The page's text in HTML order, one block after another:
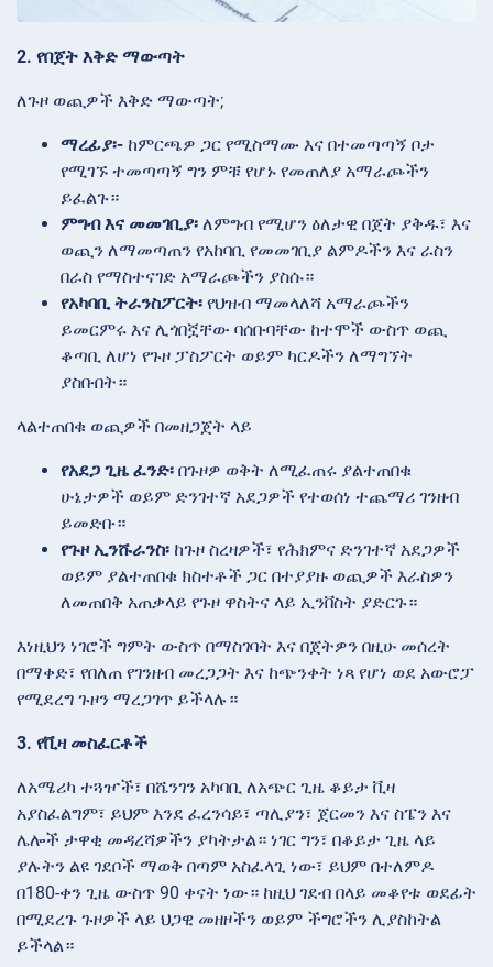
2. የበጀት እቅድ ማውጣት
ለጉዞ ወጪዎች እቅድ ማውጣት;
ማረፊያ፡- ከምርጫዎ ጋር የሚስማሙ እና በተመጣጣኝ ቦታ
የሚገኙ ተመጣጣኝ ግን ምቹ የሆኑ የመጠለያ አማራጮችን
ይፈልጉ።
ምግብ እና መመገቢያ፡ ለምግብ የሚሆን ዕለታዊ በጀት ያቅዱ፣ እና
ወጪን ለማመጣጠን የአከባቢ የመመገቢያ ልምዶችን እና ራስን
በራስ የማስተናገድ አማራጮችን ያስሱ።
የአካባቢ ትራንስፖርት፡ የህዝብ ማመላለሻ አማራጮችን
ይመርምሩ እና ሊጎበኟቸው ባሰቡባቸው ከተሞች ውስጥ ወጪ
ቆጣቢ ለሆነ የጉዞ ፓስፖርት ወይም ካርዶችን ለማግኘት
ያስቡበት።
ላልተጠበቁ ወጪዎች በመዘጋጀት ላይ
የአደጋ ጊዜ ፈንድ፡ በጉዞዎ ወቅት ለሚፈጠሩ ያልተጠበቁ
ሁኔታዎች ወይም ድንገተኛ አደጋዎች የተወሰነ ተጨማሪ ገንዘብ
ይመድቡ።
የጉዞ ኢንሹራንስ፡ ከጉዞ ስረዛዎች፣ የሕክምና ድንገተኛ አደጋዎች
ወይም ያልተጠበቁ ክስተቶች ጋር በተያያዙ ወጪዎች እራስዎን
ለመጠበቅ አጠቃላይ የጉዞ ዋስትና ላይ ኢንቨስት ያድርጉ።
እነዚህን ነገሮች ግምት ውስጥ በማስገባት እና በጀትዎን በዚሁ መሰረት
በማቀድ፣ የበለጠ የገንዘብ መረጋጋት እና ከጭንቀት ነጻ የሆነ ወደ አውሮፓ
የሚደረግ ጉዞን ማረጋገጥ ይችላሉ።
3. የቪዛ መስፈርቶች
ለአሜሪካ ተጓዦች፣ በሼንገን አካባቢ ለአጭር ጊዜ ቆይታ ቪዛ
አያስፈልግም፣ ይህም እንደ ፈረንሳይ፣ ጣሊያን፣ ጀርመን እና ስፔን እና
ሌሎች ታዋቂ መዳረሻዎችን ያካትታል። ነገር ግን፣ በቆይታ ጊዜ ላይ
ያሉትን ልዩ ገደቦች ማወቅ በጣም አስፈላጊ ነው፣ ይህም በተለምዶ
በ180-ቀን ጊዜ ውስጥ 90 ቀናት ነው። ከዚህ ገደብ በላይ መቆየቱ ወደፊት
በሚደረጉ ጉዞዎች ላይ ህጋዊ መዘዞችን ወይም ችግሮችን ሊያስከትል
ይችላል።